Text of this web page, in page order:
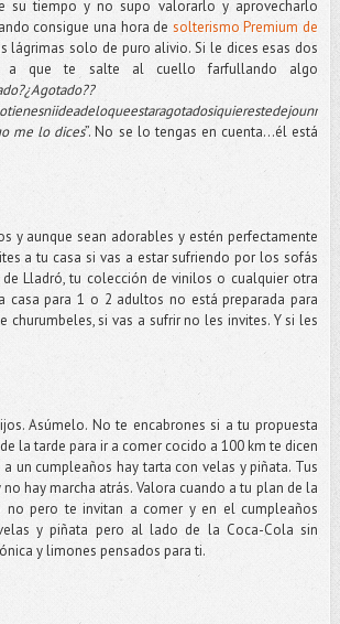
su tiempo y no supo valorarlo y aprovecharlo
consigue una hora de solterismo Premium de
lágrimas solo de puro alivio. Si le dices esas dos
a que te salte al cuello farfullando algo
me lo dices”. No se lo tengas en cuenta…él está
y aunque sean adorables y estén perfectamente
a tu casa si vas a estar sufriendo por los sofás
Lladró, tu colección de vinilos o cualquier otra
casa para 1 o 2 adultos no está preparada para
churumbeles, si vas a sufrir no les invites. Y si les
Asúmelo. No te encabrones si a tu propuesta
la tarde para ir a comer cocido a 100 km te dicen
un cumpleaños hay tarta con velas y piñata. Tus
hay marcha atrás. Valora cuando a tu plan de la
no pero te invitan a comer y en el cumpleaños
y piñata pero al lado de la Coca-Cola sin
y limones pensados para ti.